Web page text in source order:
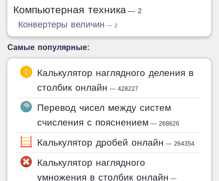
Компьютерная техника — 2
Конвертеры величин — 2
Самые популярные:
Калькулятор наглядного деления в
столбик онлайн — 428227
Перевод чисел между систем
счисления с пояснением — 268626
Калькулятор дробей онлайн — 264354
Калькулятор наглядного
умножения в столбик онлайн —